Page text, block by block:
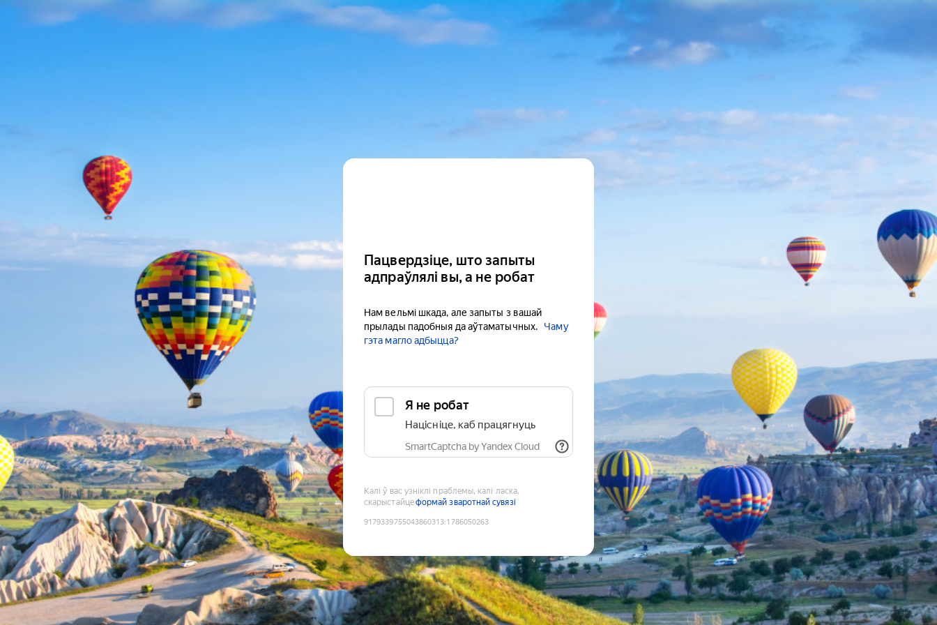
Пацвердзіце, што запыты
адпраўлялі вы, а не робат
Нам вельмі шкада, але запыты з вашай
прылады падобныя да аўтаматычных.
Чаму
гэта магло адбыцца?
Я не робат
Націсніце, каб працягнуць
SmartCaptcha by Yandex Cloud
Калі ў вас узніклі праблемы, калі ласка,
скарыстайцеформай зваротнай сувязі
9179339755043860313:1786050263